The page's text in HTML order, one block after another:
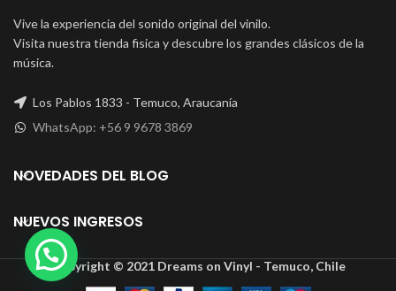
Vive la experiencia del sonido original del vinilo.
Visita nuestra tienda fisica y descubre los grandes clásicos de la
música.
Los Pablos 1833 - Temuco, Araucanía
WhatsApp: +56 9 9678 3869
NOVEDADES DEL BLOG
NUEVOS INGRESOS
Copyright © 2021 Dreams on Vinyl - Temuco, Chile